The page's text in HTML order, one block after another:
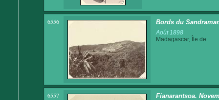
6556 Bords du
Août 1898
Madagascar, Île de
6557 Fianarantsoa.